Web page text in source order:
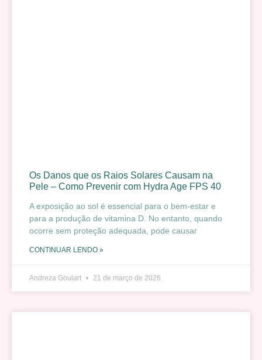
Os Danos que os Raios Solares Causam na
Pele – Como Prevenir com Hydra Age FPS 40
A exposição ao sol é essencial para o bem-estar e
para a produção de vitamina D. No entanto, quando
ocorre sem proteção adequada, pode causar
CONTINUAR LENDO »
Andreza Goulart 21 de março de 2026